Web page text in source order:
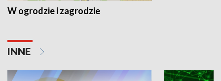
W ogrodzie i zagrodzie
INNE